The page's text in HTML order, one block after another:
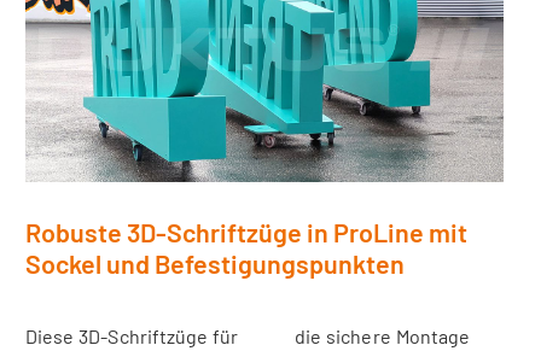
Robuste 3D-Schriftzüge in ProLine mit
Sockel und Befestigungspunkten
Diese 3D-Schriftzüge für
die sichere Montage